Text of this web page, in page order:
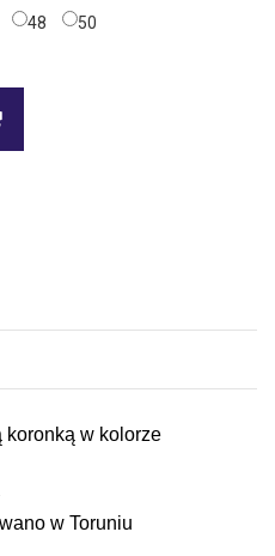
48 50
koronką w kolorze
w Toruniu